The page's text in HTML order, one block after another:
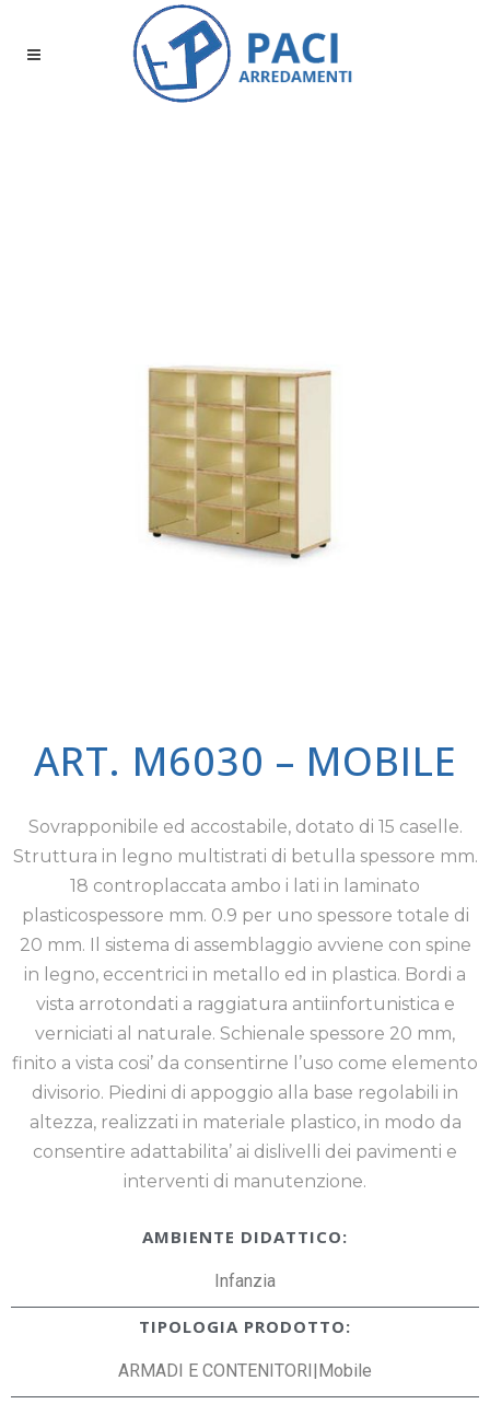
ART. M6030 – MOBILE
Sovrapponibile ed accostabile, dotato di 15 caselle.
Struttura in legno multistrati di betulla spessore mm.
18 controplaccata ambo i lati in laminato
plasticospessore mm. 0.9 per uno spessore totale di
20 mm. Il sistema di assemblaggio avviene con spine
in legno, eccentrici in metallo ed in plastica. Bordi a
vista arrotondati a raggiatura antiinfortunistica e
verniciati al naturale. Schienale spessore 20 mm,
finito a vista cosi’ da consentirne l’uso come elemento
divisorio. Piedini di appoggio alla base regolabili in
altezza, realizzati in materiale plastico, in modo da
consentire adattabilita’ ai dislivelli dei pavimenti e
interventi di manutenzione.
AMBIENTE DIDATTICO:
Infanzia
TIPOLOGIA PRODOTTO:
ARMADI E CONTENITORI|Mobile